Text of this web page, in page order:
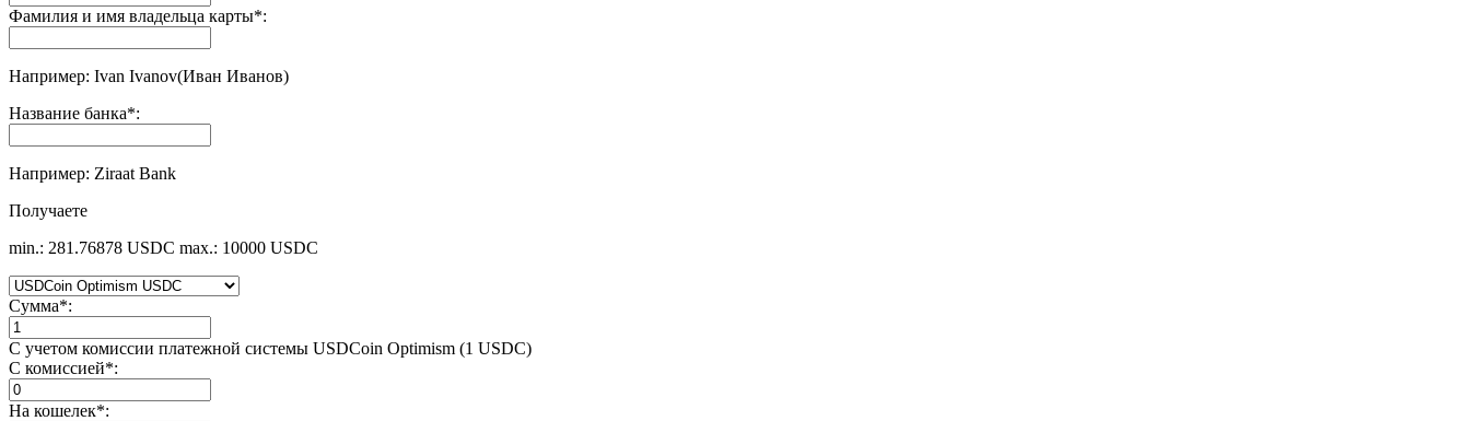
Фамилия и имя владельца карты*:
Например: Ivan Ivanov(Иван Иванов)
Название банка*:
Например: Ziraat Bank
Получаете
min.: 281.76878 USDC max.: 10000 USDC
Сумма*:
С учетом комиссии платежной системы USDCoin Optimism (1 USDC)
С комиссией*:
На кошелек*: